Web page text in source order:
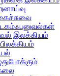
இலக்கியம்